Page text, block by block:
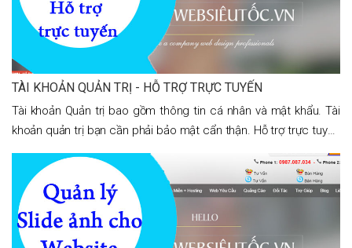
TÀI KHOẢN QUẢN TRỊ - HỖ TRỢ TRỰC TUYẾN
Tài khoản Quản trị bao gồm thông tin cá nhân và mật khẩu. Tài
khoản quản trị bạn cần phải bảo mật cẩn thận. Hỗ trợ trực tuyến
giúp cho khách liên hệ web tốt hơn. Để giúp cho người dùng